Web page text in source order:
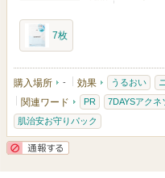
7枚
購入場所 - 効果 うるおい
関連ワード PR
7DAYSアクネ
肌治安お守りパック